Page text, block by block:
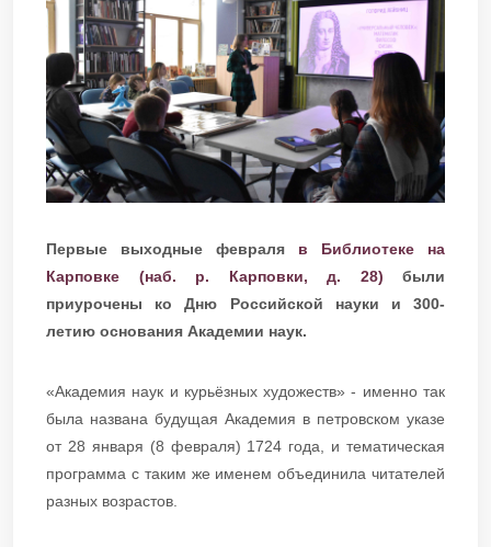
Первые выходные февраля в Библиотеке на
Карповке (наб. р. Карповки, д. 28) были
приурочены ко Дню Российской науки и 300-
летию основания Академии наук.
«Академия наук и курьёзных художеств» - именно так
была названа будущая Академия в петровском указе
от 28 января (8 февраля) 1724 года, и тематическая
программа с таким же именем объединила читателей
разных возрастов.